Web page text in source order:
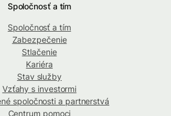
Spoločnosť a tím
Spoločnosť a tím
Zabezpečenie
Stlačenie
Kariéra
Stav služby
Vzťahy s investormi
spoločnosti a partnerstvá
Centrum pomoci